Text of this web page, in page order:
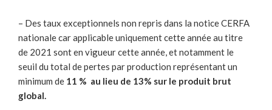
– Des taux exceptionnels non repris dans la notice CERFA
nationale car applicable uniquement cette année au titre
de 2021 sont en vigueur cette année, et notamment le
seuil du total de pertes par production représentant un
minimum de 11 % au lieu de 13% sur le produit brut
global.